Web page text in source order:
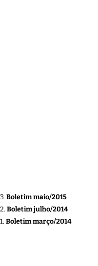
Boletim maio/2015
Boletim julho/2014
Boletim março/2014